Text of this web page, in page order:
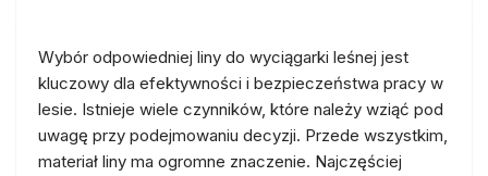
Wybór odpowiedniej liny do wyciągarki leśnej jest
kluczowy dla efektywności i bezpieczeństwa pracy w
lesie. Istnieje wiele czynników, które należy wziąć pod
uwagę przy podejmowaniu decyzji. Przede wszystkim,
materiał liny ma ogromne znaczenie. Najczęściej